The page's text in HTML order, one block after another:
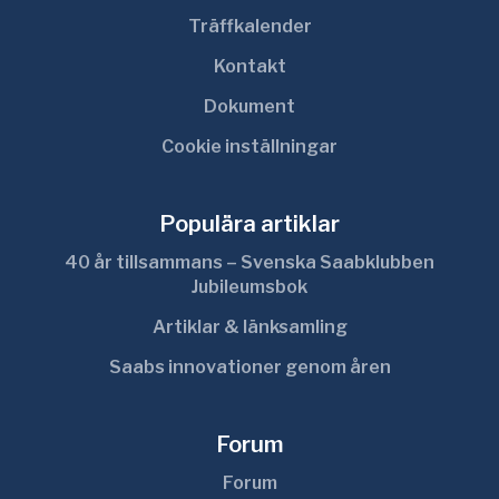
Träffkalender
Kontakt
Dokument
Cookie inställningar
Populära artiklar
40 år tillsammans – Svenska Saabklubben
Jubileumsbok
Artiklar & länksamling
Saabs innovationer genom åren
Forum
Forum